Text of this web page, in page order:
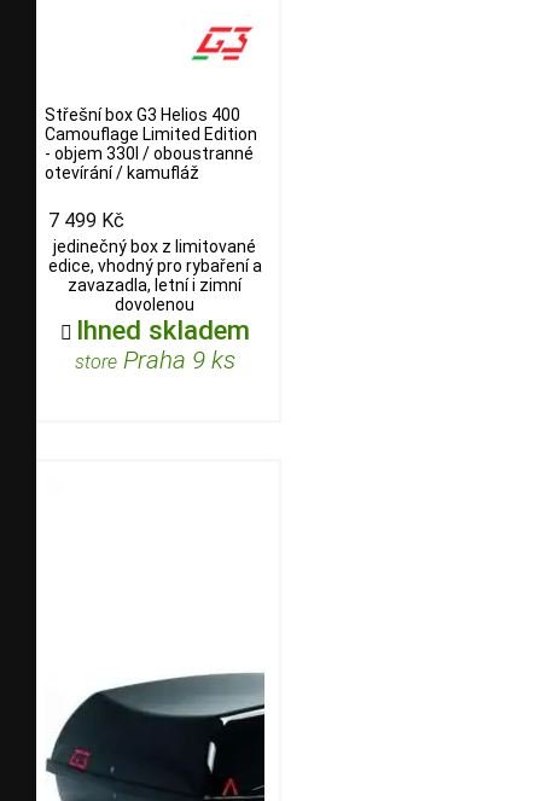
Střešní box G3 Helios 400
Camouflage Limited Edition
- objem 330l / oboustranné
otevírání / kamufláž
7 499 Kč
jedinečný box z limitované
edice, vhodný pro rybaření a
zavazadla, letní i zimní
dovolenou
 Ihned skladem
storePraha 9 ks